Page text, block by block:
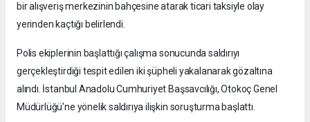
bir alışveriş merkezinin bahçesine atarak ticari taksiyle olay
yerinden kaçtığı belirlendi.
Polis ekiplerinin başlattığı çalışma sonucunda saldırıyı
gerçekleştirdiği tespit edilen iki şüpheli yakalanarak gözaltına
alındı. İstanbul Anadolu Cumhuriyet Başsavcılığı, Otokoç Genel
Müdürlüğü'ne yönelik saldırıya ilişkin soruşturma başlattı.